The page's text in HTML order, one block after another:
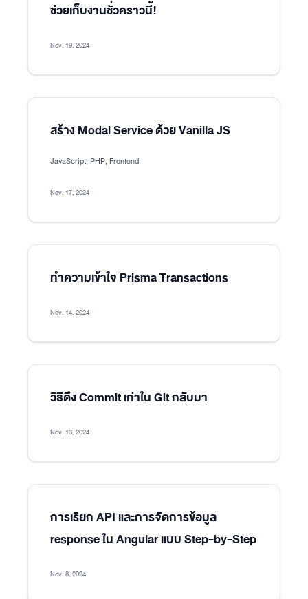
ช่วยเก็บงานชั่วคราวนี้!
Nov. 19, 2024
สร้าง Modal Service ด้วย Vanilla JS
JavaScript, PHP, Frontend
Nov. 17, 2024
ทำความเข้าใจ Prisma Transactions
Nov. 14, 2024
วิธีดึง Commit เก่าใน Git กลับมา
Nov. 13, 2024
การเรียก API และการจัดการข้อมูล
response ใน Angular แบบ Step-by-Step
Nov. 8, 2024